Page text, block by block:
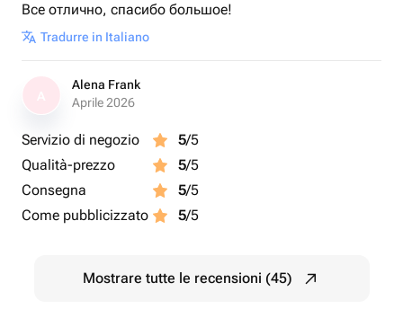
Все отлично, спасибо большое!
Tradurre in Italiano
Alena Frank
Aprile 2026
Servizio di negozio 5/5
Qualità-prezzo
5/5
Consegna
5/5
Come pubblicizzato
5/5
Mostrare tutte le recensioni (45)